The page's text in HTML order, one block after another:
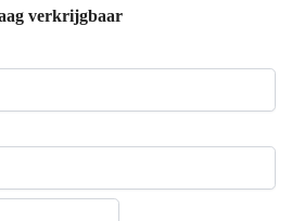
verkrijgbaar